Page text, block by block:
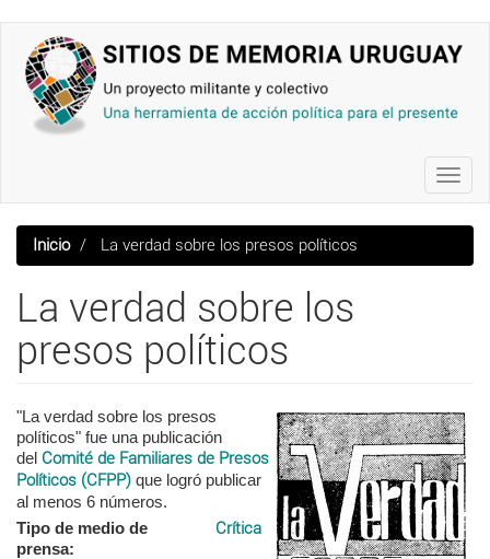
contenido
principal
Inicio La verdad sobre los presos políticos
La verdad sobre los
presos políticos
"La verdad sobre los presos
políticos" fue una publicación
del Comité de Familiares de Presos
Políticos (CFPP) que logró publicar
al menos 6 números.
Tipo de medio de
prensa
Crítica